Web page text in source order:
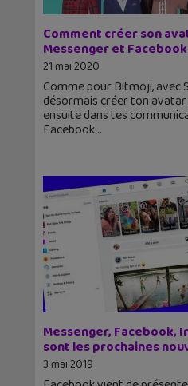
Comment créer son
Messenger et Facebook
21 mai 2020
Comme pour Bitmoji, avec
désormais créer ton
ensuite dans tes
Facebook
Messenger, Facebook,
sont les prochaines
3 mai 2019